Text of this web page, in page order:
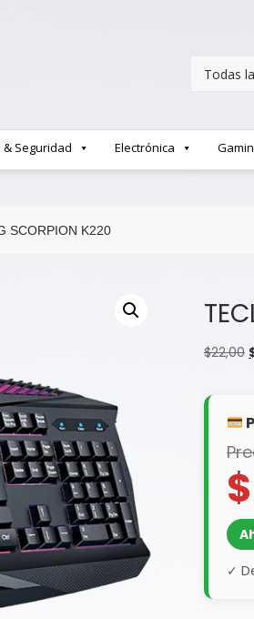
& Seguridad Electrónica
SCORPION K220
$22,00
✓